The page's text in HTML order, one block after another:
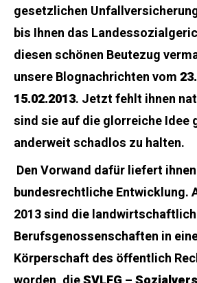
gesetzlichen
bis Ihnen das
diesen schönen Beutezug
unsere Blognachrichten vom
15.02.2013. Jetzt fehlt ihnen
sind sie auf die glorreiche Idee
anderweit schadlos zu halten.
Den Vorwand dafür liefert
bundesrechtliche Entwicklung.
2013 sind die
Berufsgenossenschaften in
Körperschaft des öffentlich